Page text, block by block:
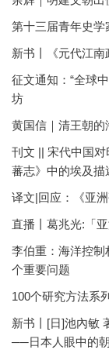
第十三届青年史
新书丨《元代江南
征文通知：“全球
坊
黄国信｜清王朝
刊文 || 宋代中国
蕃志》中的埃及描
译文|回应：《亚
直播丨葛兆光:「
李伯重：海洋控
个重要问题
100个研究方法系
新书丨[日]池內敏
──日本人眼中的